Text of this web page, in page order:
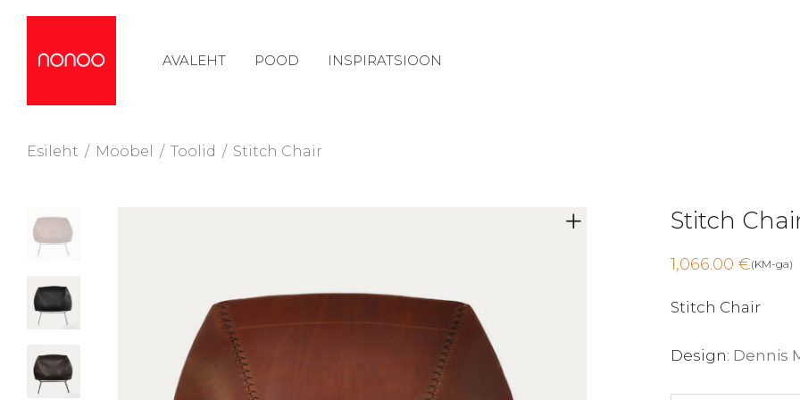
AVALEHT POOD INSPIRATSIOON
Esileht / Mööbel / Toolid / Stitch Chair
Stitch
1,066.00 €(KM-ga)
Stitch Chair
Design: Dennis